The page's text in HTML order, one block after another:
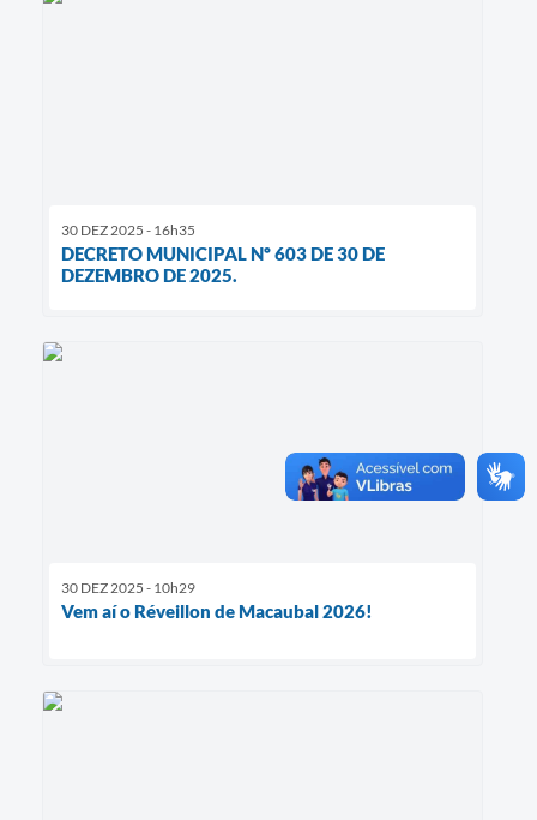
30 DEZ 2025 - 16h35
DECRETO MUNICIPAL Nº 603 DE 30 DE
DEZEMBRO DE 2025.
30 DEZ 2025 - 10h29
Vem aí o Réveillon de Macaubal 2026!